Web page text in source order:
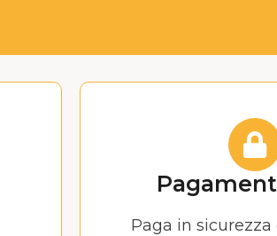
Paga in sicurezza